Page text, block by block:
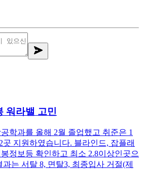
워라밸 고민
학과를 올해 2월 졸업했고 취준은 1
곳 지원하였습니다. 블라인드, 잡플래
정보등 확인하고 최소 2.8이상인곳으
는 서탈 8, 면탈3, 최종입사 거절(제